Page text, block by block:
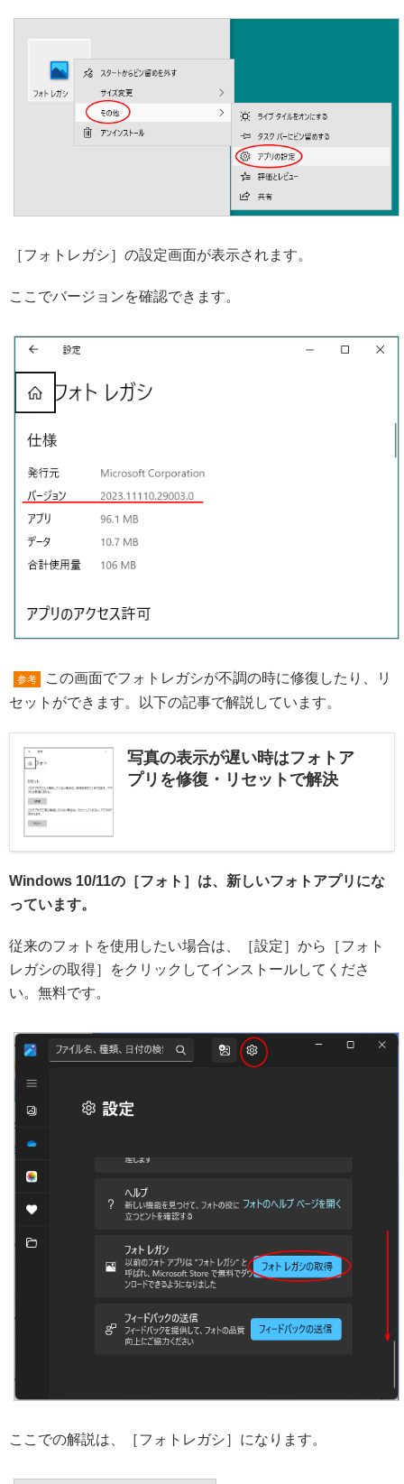
［フォトレガシ］の設定画面が表示されます。
ここでバージョンを確認できます。
参考
この画面でフォトレガシが不調の時に修復したり、リ
セットができます。以下の記事で解説しています。
写真の表示が遅い時はフォトア
プリを修復・リセットで解決
Windows 10/11の［フォト］は、新しいフォトアプリにな
っています。
従来のフォトを使用したい場合は、［設定］から［フォト
レガシの取得］をクリックしてインストールしてくださ
い。無料です。
ここでの解説は、［フォトレガシ］になります。